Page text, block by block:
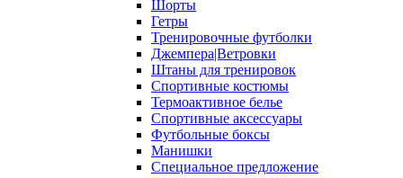
Шорты
Гетры
Тренировочные футболки
Джемпера|Ветровки
Штаны для тренировок
Спортивные костюмы
Термоактивное белье
Спортивные аксессуары
Футбольные боксы
Манишки
Специальное предложение